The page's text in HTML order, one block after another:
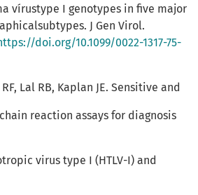
vírustype I genotypes in five major
J Gen Virol.
doi.org/10.1099/0022-1317-75-
Lal RB, Kaplan JE. Sensitive and
reaction assays for diagnosis
virus type I (HTLV-I) and